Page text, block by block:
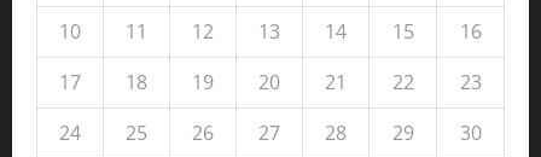
10
11 12 13 14 15
16
17
18 19 20 21 22
23
24
25 26 27 28 29
30